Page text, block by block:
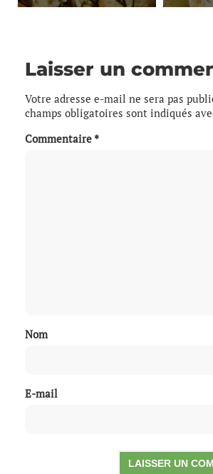
Laisser un
Votre adresse e-mail ne sera pas
champs obligatoires sont indiqués
Commentaire *
Nom
E-mail